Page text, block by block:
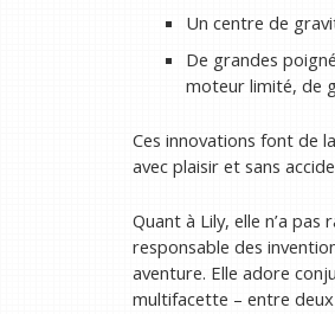
Un centre de
De grandes
moteur limité, de
Ces innovations font de
avec plaisir et sans
Quant à Lily, elle n’a
responsable des
aventure. Elle adore
multifacette – entre